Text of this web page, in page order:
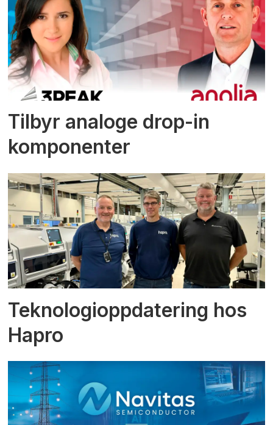
Tilbyr analoge drop-in
komponenter
Teknologioppdatering hos
Hapro